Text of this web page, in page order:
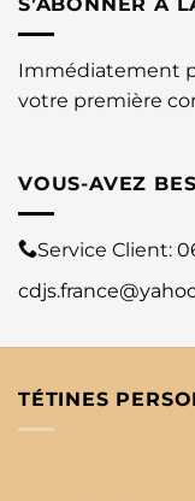
Immédiatement
votre première
VOUS-AVEZ
Service Client:
TÉTINES